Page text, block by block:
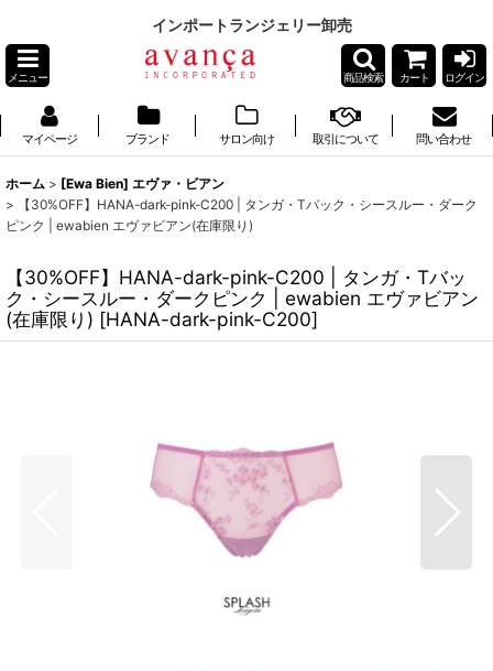
インポートランジェリー卸売
メニュー 商品検索 カート ログイン
マイページ ブランド サロン向け 取引について 問い合わせ
ホーム > [Ewa Bien] エヴァ・ビアン
>
【30%OFF】HANA-dark-pink-C200 | タンガ・Tバック・シースルー・ダーク
ピンク | ewabien エヴァビアン(在庫限り)
【30%OFF】HANA-dark-pink-C200 | タンガ・Tバッ
ク・シースルー・ダークピンク | ewabien エヴァビアン
(在庫限り) [HANA-dark-pink-C200]